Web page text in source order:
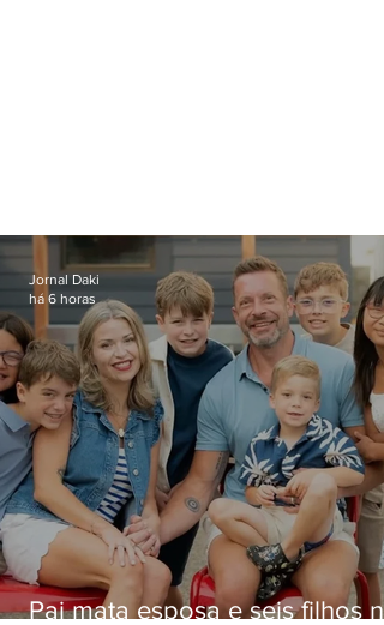
Pai mata esposa e seis filhos
Jornal Daki
há 6 horas